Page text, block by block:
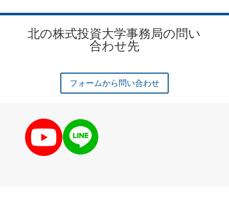
北の株式投資大学事務局の問い
合わせ先
フォームから問い合わせ